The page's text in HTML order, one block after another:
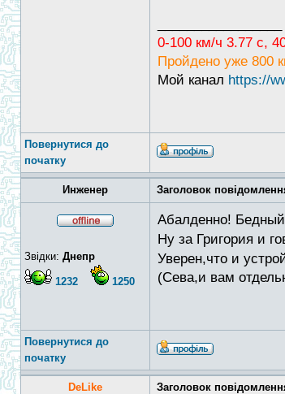
0-100 км/ч 3.77 с,
Пройдено уже 800
Мой канал https://
Повернутися до
початку
Инженер Заголовок
Звідки: Днепр
1232 1250
Абалденно!
Ну за Григория и
Уверен,что и
(Сева,и вам
Повернутися до
початку
DeLike Заголовок